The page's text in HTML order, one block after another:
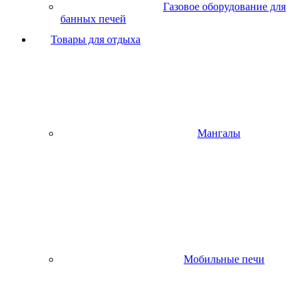
Газовое оборудование для
банных печей
Товары для отдыха
Мангалы
Мобильные печи